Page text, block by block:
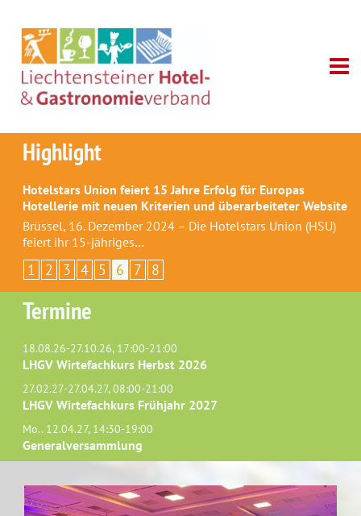
Highlight
Hotelstars Union feiert 15 Jahre Erfolg für Europas
Hotellerie mit neuen Kriterien und überarbeiteter Website
Brüssel, 16. Dezember 2024 – Die Hotelstars Union (HSU)
feiert ihr 15-jähriges…
1 2 3 4 5 6 7 8
Termine
18.08.26-27.10.26, 17:00-21:00
LHGV Wirtefachkurs Herbst 2026
27.02.27-27.04.27, 08:00-21:00
LHGV Wirtefachkurs Frühjahr 2027
Mo.. 12.04.27, 14:30-19:00
Generalversammlung